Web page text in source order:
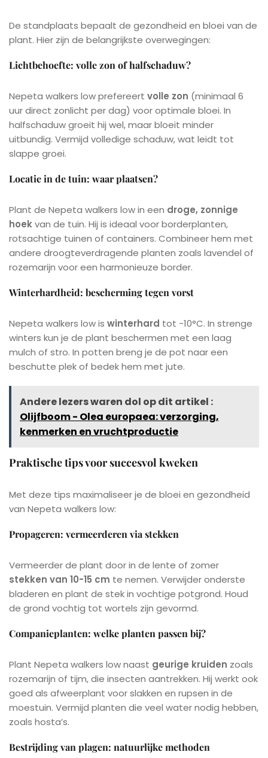
De standplaats bepaalt de gezondheid en bloei van de
plant. Hier zijn de belangrijkste overwegingen:
Lichtbehoefte: volle zon of halfschaduw?
Nepeta walkers low prefereert volle zon (minimaal 6
uur direct zonlicht per dag) voor optimale bloei. In
halfschaduw groeit hij wel, maar bloeit minder
uitbundig. Vermijd volledige schaduw, wat leidt tot
slappe groei.
Locatie in de tuin: waar plaatsen?
Plant de Nepeta walkers low in een droge, zonnige
hoekvan de tuin. Hij is ideaal voor borderplanten,
rotsachtige tuinen of containers. Combineer hem met
andere droogteverdragende planten zoals lavendel of
rozemarijn voor een harmonieuze border.
Winterhardheid: bescherming tegen vorst
Nepeta walkers low is winterhard tot -10°C. In strenge
winters kun je de plant beschermen met een laag
mulch of stro. In potten breng je de pot naar een
beschutte plek of bedek hem met jute.
Andere lezers waren dol op dit artikel :
Olijfboom - Olea europaea: verzorging,
kenmerken en vruchtproductie
Praktische tips voor succesvol kweken
Met deze tips maximaliseer je de bloei en gezondheid
van Nepeta walkers low:
Propageren: vermeerderen via stekken
Vermeerder de plant door in de lente of zomer
stekken van 10-15 cm te nemen. Verwijder onderste
bladeren en plant de stek in vochtige potgrond. Houd
de grond vochtig tot wortels zijn gevormd.
Companieplanten: welke planten passen bij?
Plant Nepeta walkers low naast geurige kruiden zoals
rozemarijn of tijm, die insecten aantrekken. Hij werkt ook
goed als afweerplant voor slakken en rupsen in de
moestuin. Vermijd planten die veel water nodig hebben,
zoals hosta’s.
Bestrijding van plagen: natuurlijke methoden